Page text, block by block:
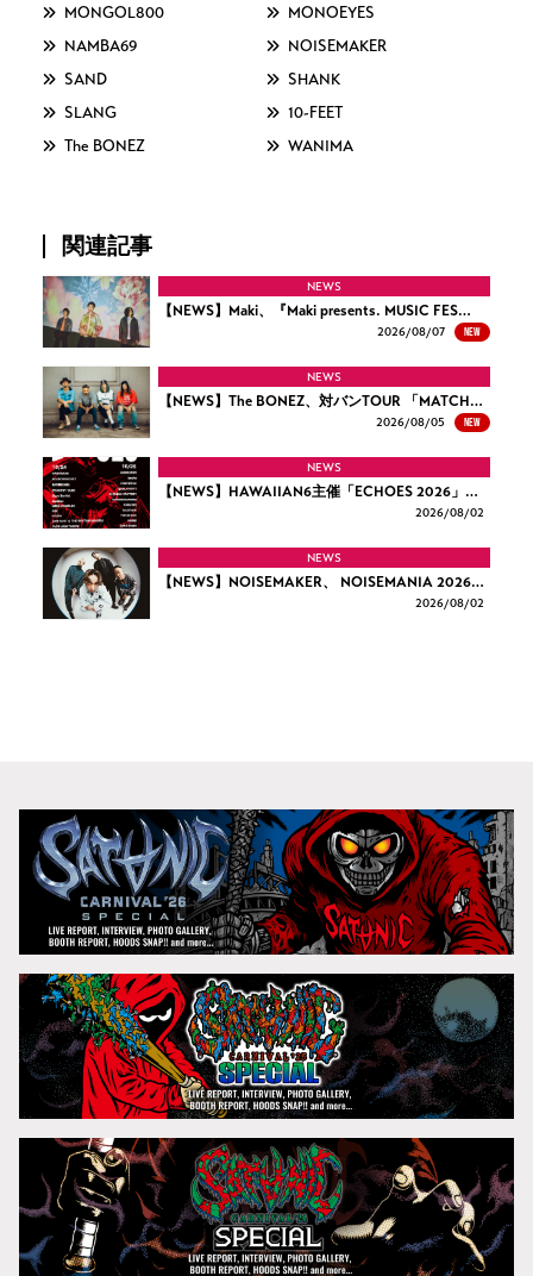
MONGOL800
MONOEYES
NAMBA69
NOISEMAKER
SAND
SHANK
SLANG
10-FEET
The BONEZ
WANIMA
関連記事
NEWS
【NEWS】Maki、『Maki presents. MUSIC FES…
2026/08/07 NEW
NEWS
【NEWS】The BONEZ、対バンTOUR 「MATCH…
2026/08/05 NEW
NEWS
【NEWS】HAWAIIAN6主催「ECHOES 2026」…
2026/08/02
NEWS
【NEWS】NOISEMAKER、 NOISEMANIA 2026…
2026/08/02